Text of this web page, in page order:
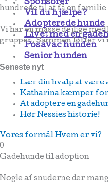
Sponsorer
Vil du hjælpe?
Adopterede hunde
Livet med en
Posavac hunden
Senior hunden
hundrede til at få en familie
Vi har en masse dejlige
gruppen. Sammen løfter vi
Seneste nyt
Lær din hvalp at være
Katharina kæmper for
At adoptere en
Hør Nessies historie!
Vores formålHvem er vi?
0
Gadehunde til adoption
Nogle af snuderne der